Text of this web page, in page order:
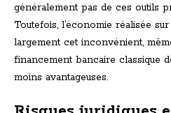
généralement pas de ces outils
Toutefois, l’économie réalisée
largement cet inconvénient,
financement bancaire classique
moins avantageuses.